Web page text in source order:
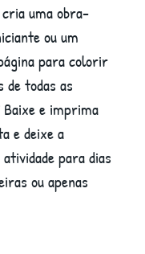
cria uma obra-
ou um
para colorir
todas as
Baixe e imprima
e deixe a
para dias
ou apenas